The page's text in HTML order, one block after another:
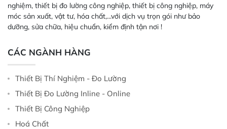
nghiệm, thiết bị đo lường công nghiệp, thiết bị công nghiệp, máy
móc sản xuất, vật tư, hóa chất,...với dịch vụ trọn gói như bảo
dưỡng, sửa chữa, hiệu chuẩn, kiểm định tận nơi !
CÁC NGÀNH HÀNG
Thiết Bị Thí Nghiệm - Đo Lường
Thiết Bị Đo Lường Inline - Online
Thiết Bị Công Nghiệp
Hoá Chất